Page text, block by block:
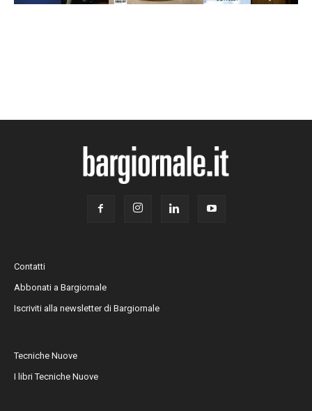
Contatti
Abbonati a Bargiornale
Iscriviti alla newsletter di Bargiornale
Tecniche Nuove
I libri Tecniche Nuove